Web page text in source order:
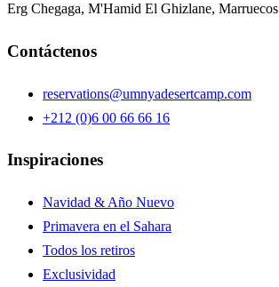
Erg Chegaga, M'Hamid El Ghizlane, Marruecos
Contáctenos
reservations@umnyadesertcamp.com
+212 (0)6 00 66 66 16
Inspiraciones
Navidad & Año Nuevo
Primavera en el Sahara
Todos los retiros
Exclusividad